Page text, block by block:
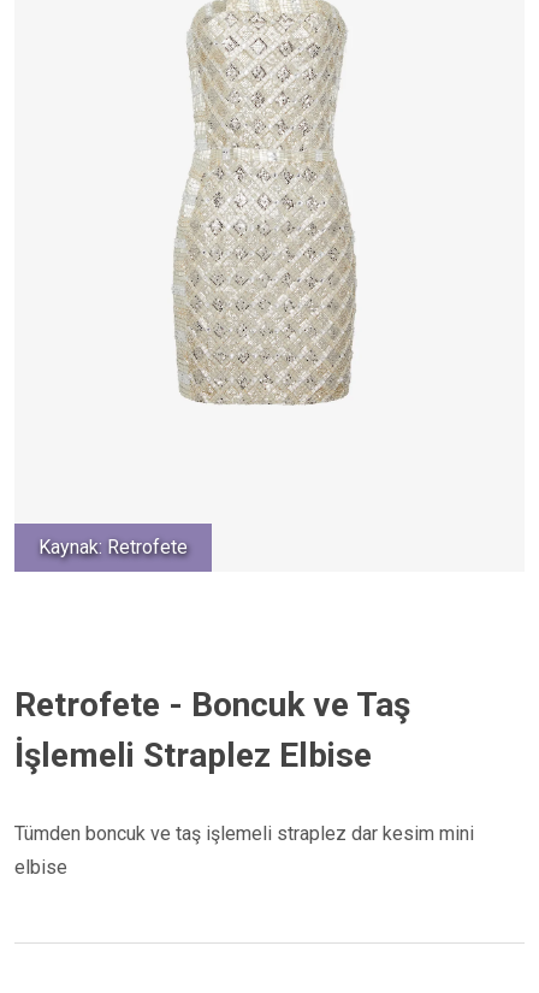
Kaynak: Retrofete
Retrofete - Boncuk ve Taş
İşlemeli Straplez Elbise
Tümden boncuk ve taş işlemeli straplez dar kesim mini
elbise